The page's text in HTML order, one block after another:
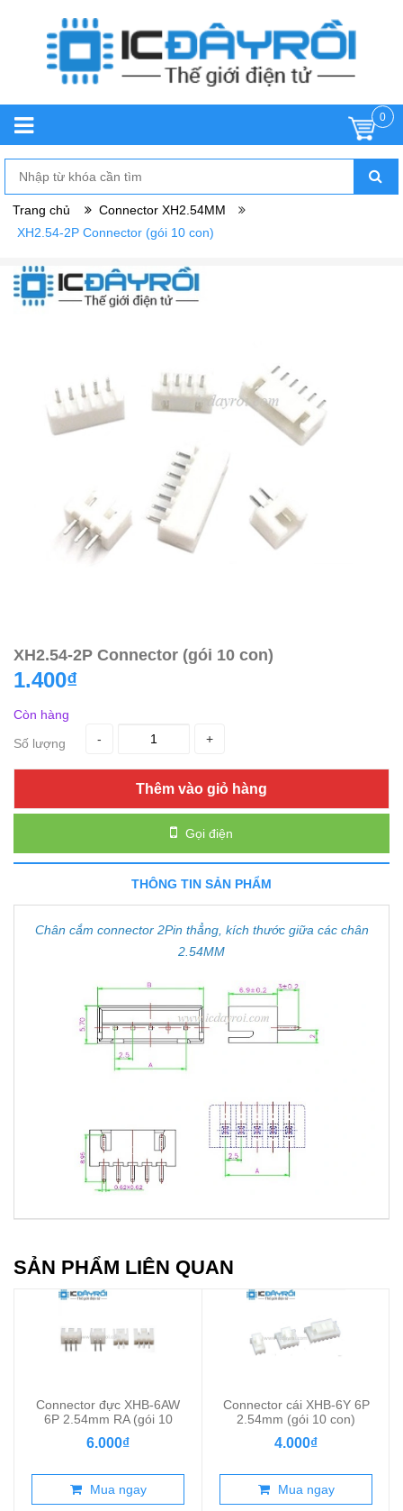
0
Trang chủ
Connector XH2.54MM
XH2.54-2P Connector (gói 10 con)
XH2.54-2P Connector (gói 10 con)
1.400₫
Còn hàng
Số lượng
- +
Thêm vào giỏ hàng
Gọi điện
THÔNG TIN SẢN PHẨM
Chân cắm connector 2Pin thẳng, kích thước giữa các chân
2.54MM
SẢN PHẨM LIÊN QUAN
Connector đực XHB-6AW
6P 2.54mm RA (gói 10
6.000₫
Mua ngay
Connector cái XHB-6Y 6P
2.54mm (gói 10 con)
4.000₫
Mua ngay